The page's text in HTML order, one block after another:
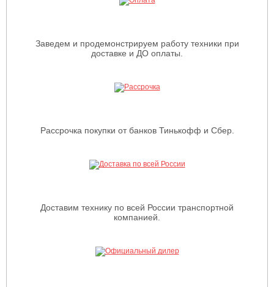
Заведем и продемонстрируем работу техники при
доставке и ДО оплаты.
Рассрочка покупки от банков Тинькофф и Сбер.
Доставим технику по всей России транспортной
компанией.